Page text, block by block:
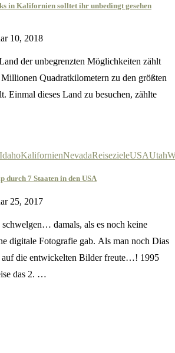
in Kalifornien solltet ihr unbedingt gesehen
10, 2018
der unbegrenzten Möglichkeiten zählt
Quadratkilometern zu den größten
Einmal dieses Land zu besuchen, zählte
IdahoKalifornienNevadaReisezieleUSAUtah
durch 7 Staaten in den USA
25, 2017
damals, als es noch keine
digitale Fotografie gab. Als man noch Dias
auf die entwickelten Bilder freute…! 1995
das 2. …